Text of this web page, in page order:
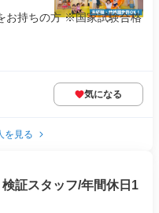
お持ちの方 ※国家試験合格
気になる
を見る
証スタッフ/年間休日1